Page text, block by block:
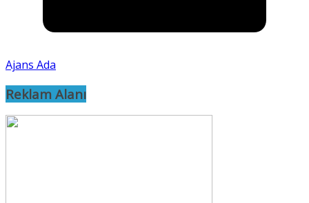
Ajans Ada
Reklam Alanı